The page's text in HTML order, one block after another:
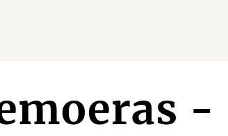
-